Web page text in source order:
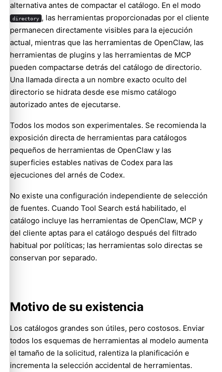
alternativa antes de compactar el catálogo. En el modo
directory , las herramientas proporcionadas por el cliente
permanecen directamente visibles para la ejecución
actual, mientras que las herramientas de OpenClaw, las
herramientas de plugins y las herramientas de MCP
pueden compactarse detrás del catálogo de directorio.
Una llamada directa a un nombre exacto oculto del
directorio se hidrata desde ese mismo catálogo
autorizado antes de ejecutarse.
Todos los modos son experimentales. Se recomienda la
exposición directa de herramientas para catálogos
pequeños de herramientas de OpenClaw y las
superficies estables nativas de Codex para las
ejecuciones del arnés de Codex.
No existe una configuración independiente de selección
de fuentes. Cuando Tool Search está habilitado, el
catálogo incluye las herramientas de OpenClaw, MCP y
del cliente aptas para el catálogo después del filtrado
habitual por políticas; las herramientas solo directas se
conservan por separado.
Motivo de su existencia
Los catálogos grandes son útiles, pero costosos. Enviar
todos los esquemas de herramientas al modelo aumenta
el tamaño de la solicitud, ralentiza la planificación e
incrementa la selección accidental de herramientas.